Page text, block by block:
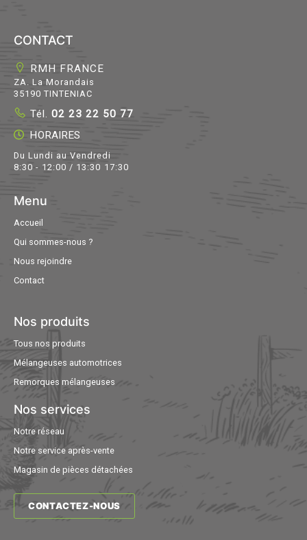
CONTACT
RMH FRANCE
ZA. La Morandais
35190 TINTENIAC
Tél. 02 23 22 50 77
HORAIRES
Du Lundi au Vendredi
8:30 - 12:00 / 13:30 17:30
Menu
Accueil
Qui sommes-nous ?
Nous rejoindre
Contact
Nos produits
Tous nos produits
Mélangeuses automotrices
Remorques mélangeuses
Nos services
Notre réseau
Notre service après-vente
Magasin de pièces détachées
CONTACTEZ-NOUS